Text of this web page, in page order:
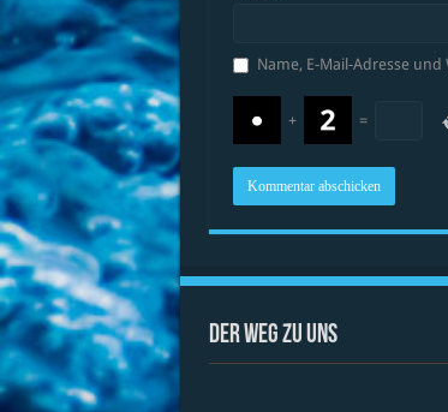
Name, E-Mail-Adresse
+ =
Der Weg zu uns